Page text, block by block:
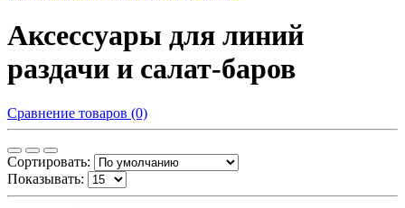
Аксессуары для линий
раздачи и салат-баров
Сравнение товаров (0)
Сортировать:
Показывать: